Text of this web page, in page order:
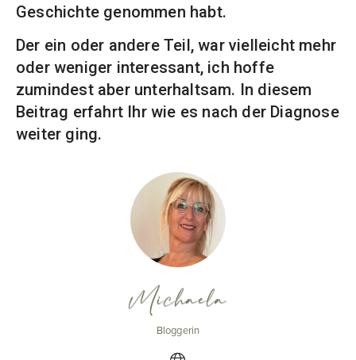
Geschichte genommen habt.
Der ein oder andere Teil, war vielleicht mehr
oder weniger interessant, ich hoffe
zumindest aber unterhaltsam. In diesem
Beitrag erfahrt Ihr wie es nach der Diagnose
weiter ging.
Michaela
Bloggerin